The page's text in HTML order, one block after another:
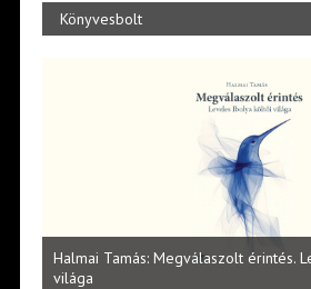
Könyvesbolt
Halmai Tamás: Megválaszolt érintés.
világa